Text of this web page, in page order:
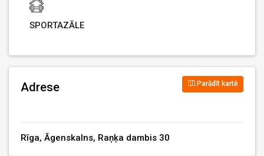
SPORTAZĀLE
Adrese Parādīt kartē
Rīga, Āgenskalns, Raņķa dambis 30